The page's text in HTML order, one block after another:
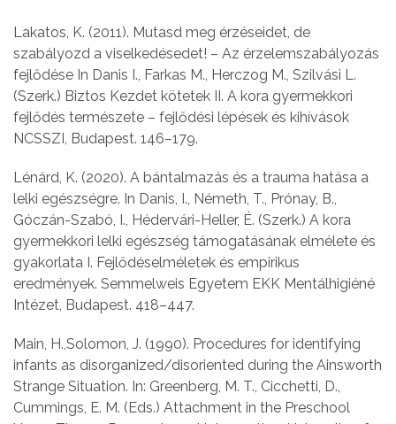
Lakatos, K. (2011). Mutasd meg érzéseidet, de
szabályozd a viselkedésedet! – Az érzelemszabályozás
fejlődése In Danis I., Farkas M., Herczog M., Szilvási L.
(Szerk.) Biztos Kezdet kötetek II. A kora gyermekkori
fejlődés természete – fejlődési lépések és kihívások
NCSSZI, Budapest. 146–179.
Lénárd, K. (2020). A bántalmazás és a trauma hatása a
lelki egészségre. In Danis, I., Németh, T., Prónay, B.,
Góczán-Szabó, I., Hédervári-Heller, É. (Szerk.) A kora
gyermekkori lelki egészség támogatásának elmélete és
gyakorlata I. Fejlődéselméletek és empirikus
eredmények. Semmelweis Egyetem EKK Mentálhigiéné
Intézet, Budapest. 418–447.
Main, H.,Solomon, J. (1990). Procedures for identifying
infants as disorganized/disoriented during the Ainsworth
Strange Situation. In: Greenberg, M. T., Cicchetti, D.,
Cummings, E. M. (Eds.) Attachment in the Preschool